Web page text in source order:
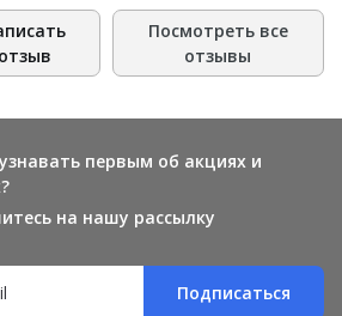
отзыв
Посмотреть все
отзывы
первым об акциях и
на нашу рассылку
Подписаться